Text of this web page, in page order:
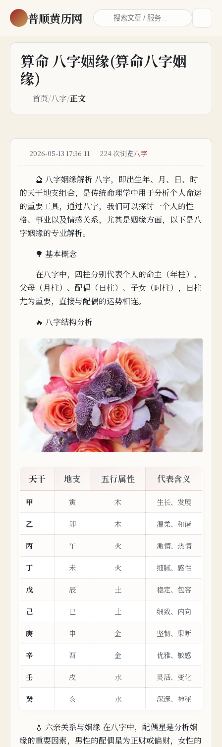
普顺黄历网
算命 八字姻缘(算命八字姻
缘)
首页/八字/正文
2026-05-13 17:36:11 224 次浏览八字
🔮 八字姻缘解析 八字，即出生年、月、日、时
的天干地支组合，是传统命理学中用于分析个人命运
的重要工具， 通过八字， 我们可以探讨一个人的性
格、事业以及情感关系，尤其是姻缘方面，以下是八
字姻缘的专业解析。
🌳 基本概念
在八字中，四柱分别代表个人的命主（年柱）、
父母（月柱）、配偶（日柱）、子女（时柱），日柱
尤为重要，直接与配偶的运势相连。
🔥 八字结构分析
天干 地支 五行属性 代表含义
甲 寅 木 生长、发展
乙 卯 木 温柔、和谐
丙 午 火 激情、热情
丁 未 火 细腻、感性
戊 辰 土 稳定、包容
己 巳 土 细致、内向
庚 申 金 坚韧、果断
辛 酉 金 优雅、敏感
壬 戌 水 灵活、变化
癸 亥 水 深邃、神秘
💧 六亲关系与姻缘 在八字中，配偶星是分析姻
缘的重要因素， 男性的配偶星为正财或偏财，女性的